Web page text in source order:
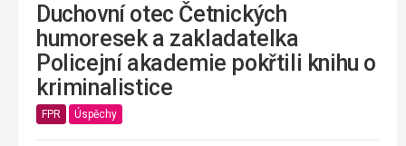
Duchovní otec Četnických
humoresek a zakladatelka
Policejní akademie pokřtili knihu o
kriminalistice
FPR Úspěchy